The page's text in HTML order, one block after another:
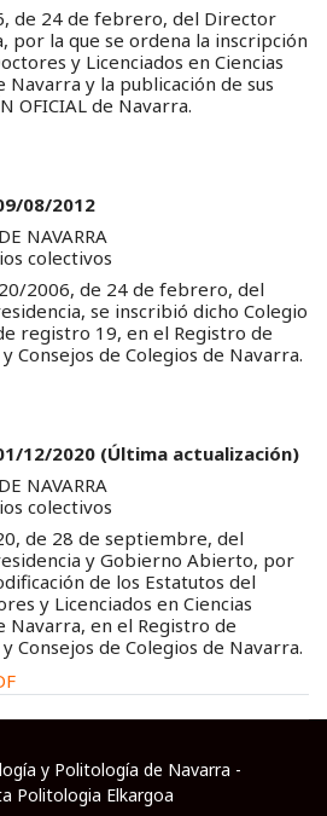
de 24 de febrero, del Director
por la que se ordena la inscripción
y Licenciados en Ciencias
Navarra y la publicación de sus
OFICIAL de Navarra.
08/2012
NAVARRA
colectivos
2006, de 24 de febrero, del
se inscribió dicho Colegio
registro 19, en el Registro de
Consejos de Colegios de Navarra.
12/2020 (Última actualización)
NAVARRA
colectivos
de 28 de septiembre, del
y Gobierno Abierto, por
de los Estatutos del
y Licenciados en Ciencias
Navarra, en el Registro de
Consejos de Colegios de Navarra.
y Politología de Navarra -
Politologia Elkargoa